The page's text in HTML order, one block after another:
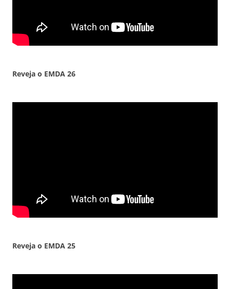
Reveja o EMDA 26
Reveja o EMDA 25